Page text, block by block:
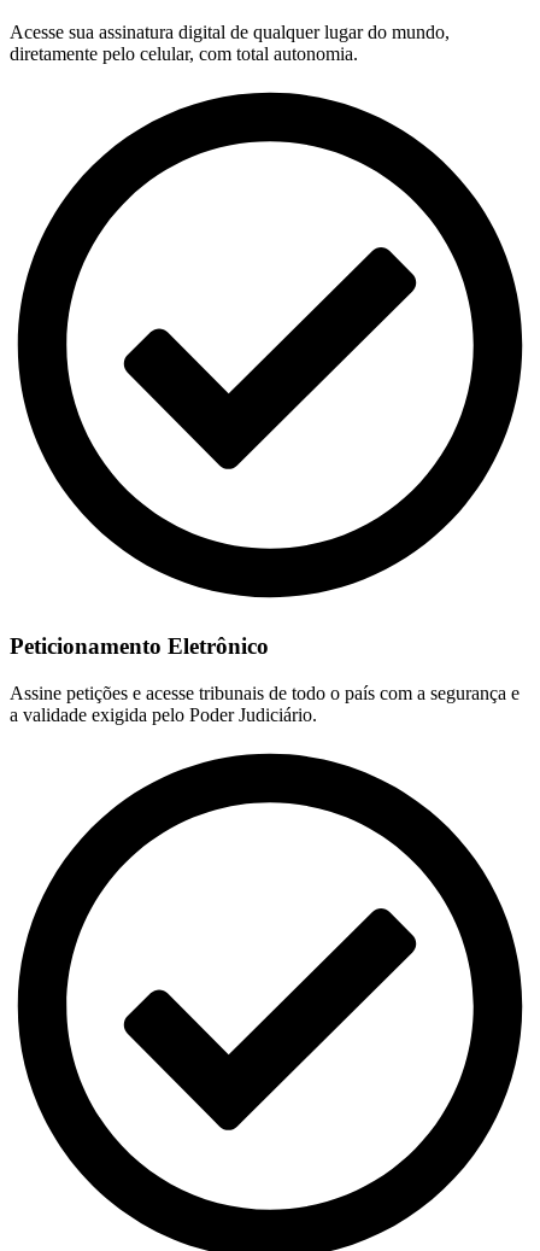
Acesse sua assinatura digital de qualquer lugar do mundo,
diretamente pelo celular, com total autonomia.
Peticionamento Eletrônico
Assine petições e acesse tribunais de todo o país com a segurança e
a validade exigida pelo Poder Judiciário.